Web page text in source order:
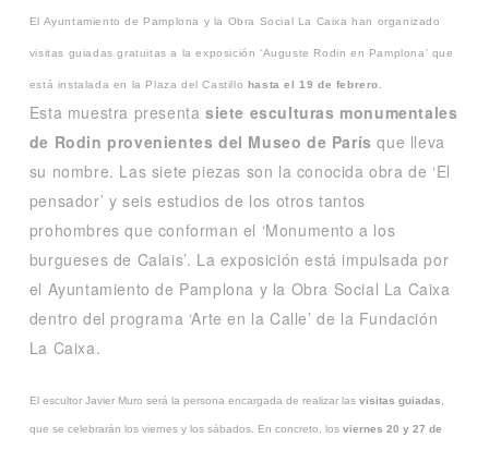
El Ayuntamiento de Pamplona y la Obra Social La Caixa han organizado
visitas guiadas gratuitas a la exposición ‘Auguste Rodin en Pamplona’ que
está instalada en la Plaza del Castillo hasta el 19 de febrero.
Esta muestra presentasiete esculturas monumentales
de Rodin provenientes del Museo de París que lleva
su nombre. Las siete piezas son la conocida obra de ‘El
pensador’ y seis estudios de los otros tantos
prohombres que conforman el ‘Monumento a los
burgueses de Calais’. La exposición está impulsada por
el Ayuntamiento de Pamplona y la Obra Social La Caixa
dentro del programa ‘Arte en la Calle’ de la Fundación
La Caixa.
El escultor Javier Muro será la persona encargada de realizar lasvisitas guiadas
que se celebrarán los viernes y los sábados. En concreto, losviernes 20 y 27 de